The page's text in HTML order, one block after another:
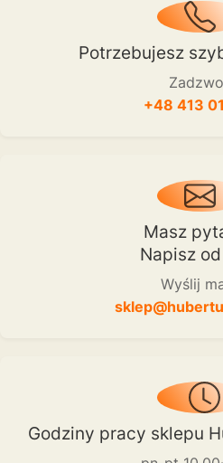
Potrzebujesz
+48 413
Masz
Napisz
Wyślij
Godziny pracy sklepu